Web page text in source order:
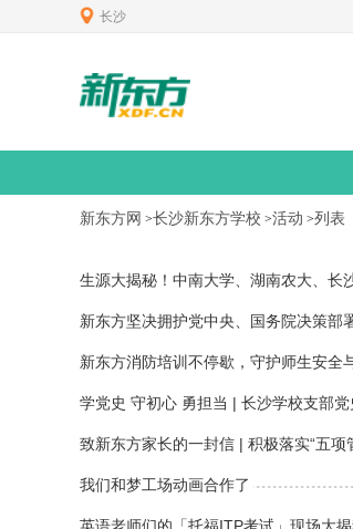
长沙
新东方网 >长沙新东方学校 >活动 >列表
生源大揭秘！中南大学、湖南农大、长
些高中！
新东方坚决拥护党中央、国务院决策部
新东方消防培训不停歇，守护师生安全
学党史 守初心 勇担当 | 长沙学校支部
致新东方家长的一封信 | 积极落实“五项
我们和梦工场动画合作了